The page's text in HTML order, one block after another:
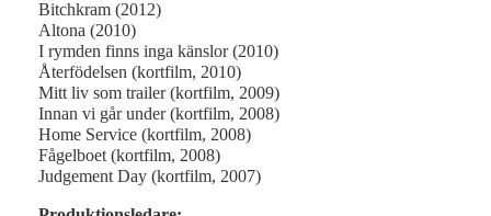
Bitchkram (2012)
Altona (2010)
I rymden finns inga känslor (2010)
Återfödelsen (kortfilm, 2010)
Mitt liv som trailer (kortfilm, 2009)
Innan vi går under (kortfilm, 2008)
Home Service (kortfilm, 2008)
Fågelboet (kortfilm, 2008)
Judgement Day (kortfilm, 2007)